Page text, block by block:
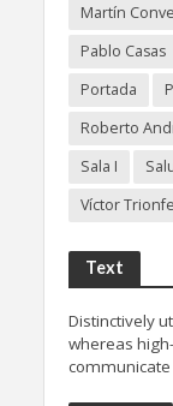
Martín
Pablo Casas
Portada
Roberto
Sala I
Víctor
Text
Distinctively
whereas